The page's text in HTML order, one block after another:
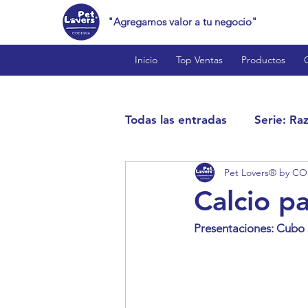
"Agregamos valor a tu negocio"
Inicio Top Ventas Productos
Todas las entradas Serie:
Cat Lovers™ Bird
Reptile Lovers™
Calcio
Pet Lovers® by
Presentaciones: